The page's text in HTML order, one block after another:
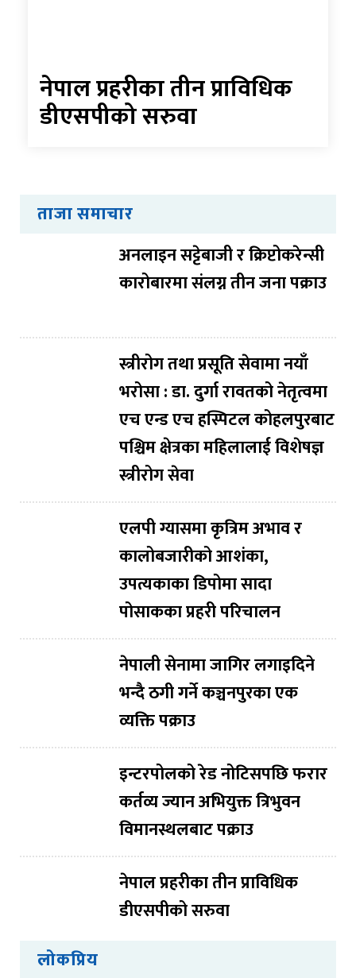
नेपाल प्रहरीका तीन प्राविधिक
डीएसपीको सरुवा
ताजा समाचार
अनलाइन सट्टेबाजी र क्रिप्टोकरेन्सी
कारोबारमा संलग्न तीन जना पक्राउ
स्त्रीरोग तथा प्रसूति सेवामा नयाँ
भरोसा : डा. दुर्गा रावतको नेतृत्वमा
एच एन्ड एच हस्पिटल कोहलपुरबाट
पश्चिम क्षेत्रका महिलालाई विशेषज्ञ
स्त्रीरोग सेवा
एलपी ग्यासमा कृत्रिम अभाव र
कालोबजारीको आशंका,
उपत्यकाका डिपोमा सादा
पोसाकका प्रहरी परिचालन
नेपाली सेनामा जागिर लगाइदिने
भन्दै ठगी गर्ने कञ्चनपुरका एक
व्यक्ति पक्राउ
इन्टरपोलको रेड नोटिसपछि फरार
कर्तव्य ज्यान अभियुक्त त्रिभुवन
विमानस्थलबाट पक्राउ
नेपाल प्रहरीका तीन प्राविधिक
डीएसपीको सरुवा
लोकप्रिय